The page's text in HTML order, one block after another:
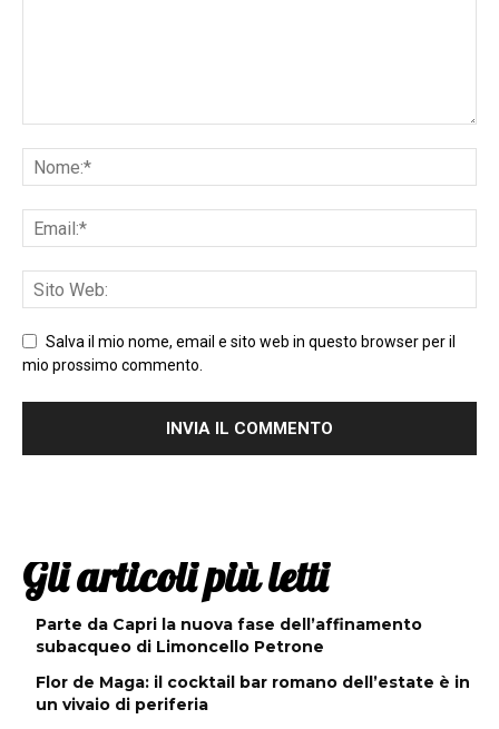
Salva il mio nome, email e sito web in questo browser per il
mio prossimo commento.
Gli articoli più letti
Parte da Capri la nuova fase dell’affinamento
subacqueo di Limoncello Petrone
Flor de Maga: il cocktail bar romano dell’estate è in
un vivaio di periferia